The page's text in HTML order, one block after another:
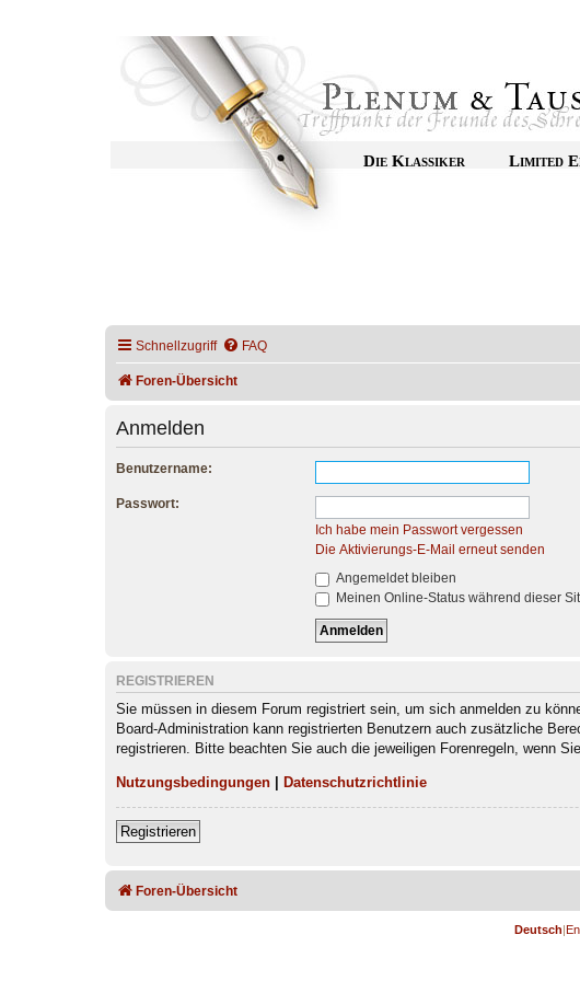
Die Klassiker Limited
Schnellzugriff FAQ
Foren-Übersicht
Anmelden
Benutzername:
Passwort:
Ich habe mein Passwort vergessen
Die Aktivierungs-E-Mail erneut senden
Angemeldet bleiben
Meinen Online-Status während dieser
REGISTRIEREN
Sie müssen in diesem Forum registriert sein, um sich anmelden zu
Board-Administration kann registrierten Benutzern auch zusätzliche
registrieren. Bitte beachten Sie auch die jeweiligen Forenregeln, wenn
Nutzungsbedingungen Datenschutzrichtlinie
Registrieren
Foren-Übersicht
Deutsch